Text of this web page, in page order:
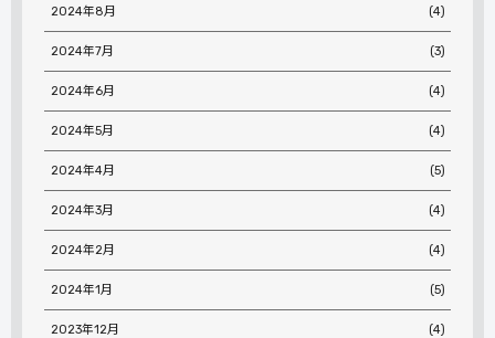
2024年8月 (4)
2024年7月 (3)
2024年6月 (4)
2024年5月 (4)
2024年4月 (5)
2024年3月 (4)
2024年2月 (4)
2024年1月 (5)
2023年12月 (4)